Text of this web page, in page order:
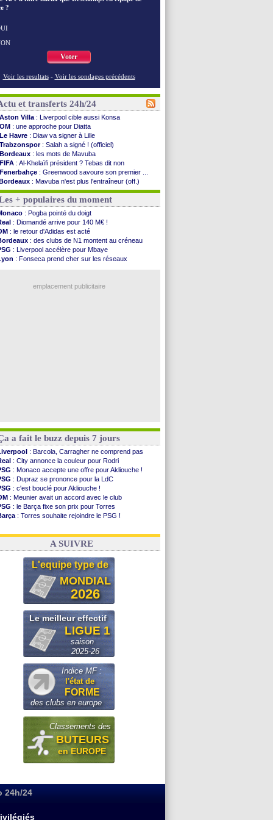
?
Voter
Voir les resultats - Voir les sondages précédents
et transferts 24h/24
Aston Villa : Liverpool cible aussi Konsa
OM : une approche pour Diatta
Le Havre : Diaw va signer à Lille
Trabzonspor : Salah a signé ! (officiel)
Bordeaux : les mots de Mavuba
FIFA : Al-Khelaïfi président ? Tebas dit non
Fenerbahçe : Greenwood savoure son premier ...
: Mavuba n'est plus l'entraîneur (off.)
Galatasaray: Milan rejette 35 M€ pour Leão
Southampton: D. Traoré prêté au Mans (officiel)
Real: Vinicius tout proche de prolonger !
: un accueil impressionnant pour Salah !
Real : Diomandé attendu ce jeudi à Madrid !
: Rodri, la piste Barça se confirme
: Akliouche arrive ce jeudi à Paris !
Médias : la Liga quitte beIN Sports !
PSG : pas d'inquiétude pour Rafael Pol
: des excuses après le projet
+ populaires du moment
: Pogba pointé du doigt
: Diomandé arrive pour 140 M€ !
: le retour d'Adidas est acté
: des clubs de N1 montent au créneau
: Liverpool accélère pour Mbaye
: Fonseca prend cher sur les réseaux
emplacement publicitaire
a fait le buzz depuis 7 jours
: Barcola, Carragher ne comprend pas
: City annonce la couleur pour Rodri
: Monaco accepte une offre pour Akliouche !
: Dupraz se prononce pour la LdC
: c'est bouclé pour Akliouche !
: Meunier avait un accord avec le club
: le Barça fixe son prix pour Torres
: Torres souhaite rejoindre le PSG !
: quand Medina recadre... sa mère
A SUIVRE
L'equipe type de
MONDIAL
2026
Le meilleur effectif
LIGUE 1
saison
2025-26
Indice MF :
l'état de
FORME
des clubs en europe
Classements des
BUTEURS
en EUROPE
24h/24